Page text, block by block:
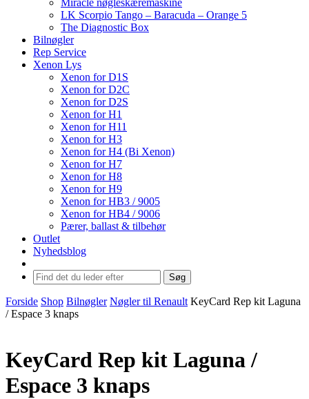
Miracle nøgleskæremaskine
LK Scorpio Tango – Baracuda – Orange 5
The Diagnostic Box
Bilnøgler
Rep Service
Xenon Lys
Xenon for D1S
Xenon for D2C
Xenon for D2S
Xenon for H1
Xenon for H11
Xenon for H3
Xenon for H4 (Bi Xenon)
Xenon for H7
Xenon for H8
Xenon for H9
Xenon for HB3 / 9005
Xenon for HB4 / 9006
Pærer, ballast & tilbehør
Outlet
Nyhedsblog
Søg
Forside Shop Bilnøgler Nøgler til Renault KeyCard Rep kit Laguna
/ Espace 3 knaps
KeyCard Rep kit Laguna /
Espace 3 knaps